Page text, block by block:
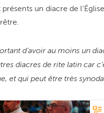
un diacre de
d'avoir au moins un
diacres de rite latin car
et qui peut être très